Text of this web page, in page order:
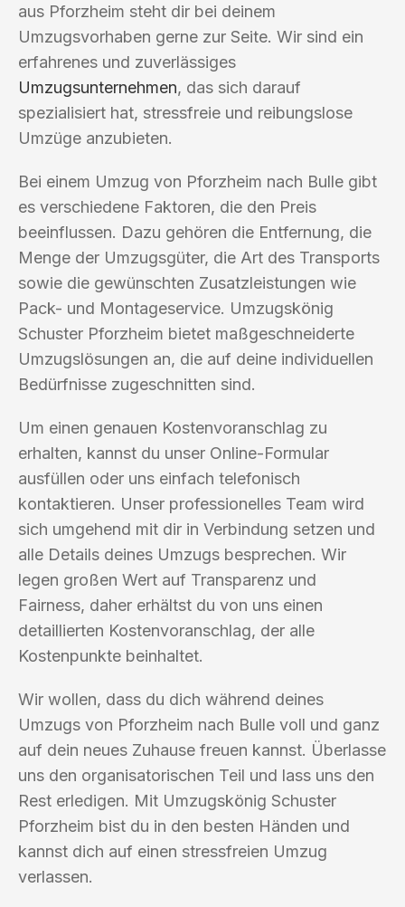
aus Pforzheim steht dir bei deinem
Umzugsvorhaben gerne zur Seite. Wir sind ein
erfahrenes und zuverlässiges
Umzugsunternehmen, das sich darauf
spezialisiert hat, stressfreie und reibungslose
Umzüge anzubieten.
Bei einem Umzug von Pforzheim nach Bulle gibt
es verschiedene Faktoren, die den Preis
beeinflussen. Dazu gehören die Entfernung, die
Menge der Umzugsgüter, die Art des Transports
sowie die gewünschten Zusatzleistungen wie
Pack- und Montageservice. Umzugskönig
Schuster Pforzheim bietet maßgeschneiderte
Umzugslösungen an, die auf deine individuellen
Bedürfnisse zugeschnitten sind.
Um einen genauen Kostenvoranschlag zu
erhalten, kannst du unser Online-Formular
ausfüllen oder uns einfach telefonisch
kontaktieren. Unser professionelles Team wird
sich umgehend mit dir in Verbindung setzen und
alle Details deines Umzugs besprechen. Wir
legen großen Wert auf Transparenz und
Fairness, daher erhältst du von uns einen
detaillierten Kostenvoranschlag, der alle
Kostenpunkte beinhaltet.
Wir wollen, dass du dich während deines
Umzugs von Pforzheim nach Bulle voll und ganz
auf dein neues Zuhause freuen kannst. Überlasse
uns den organisatorischen Teil und lass uns den
Rest erledigen. Mit Umzugskönig Schuster
Pforzheim bist du in den besten Händen und
kannst dich auf einen stressfreien Umzug
verlassen.